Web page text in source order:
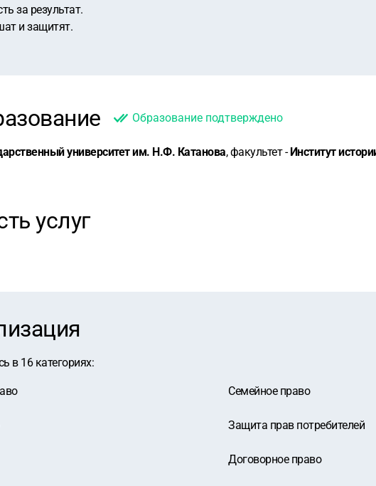
за результат.
и защитят.
Образование подтверждено
университет им. Н.Ф. Катанова, факультет -Институт
услуг
в 16 категориях:
Семейное право
Защита прав потребителей
Договорное право